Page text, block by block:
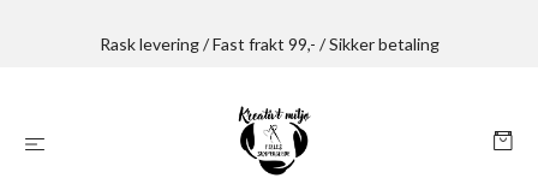
Rask levering / Fast frakt 99,- / Sikker betaling